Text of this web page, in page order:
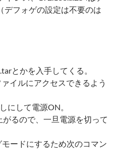
デフォゲの設定は不要のは
とかを入手してくる。
イルにアクセスできるよう
にして電源ON。
るので、一旦電源を切って
ードにするため次のコマン